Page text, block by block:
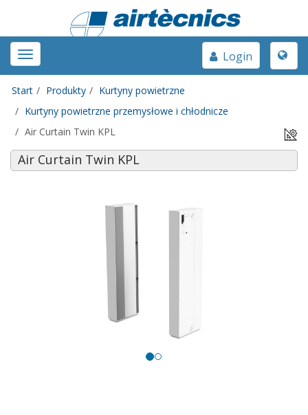
Toggle
navigation
Toggle
Login
Start Produkty
Kurtyny powietrzne
Kurtyny powietrzne przemysłowe i chłodnicze
Air Curtain Twin KPL
Air Curtain Twin KPL